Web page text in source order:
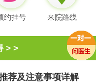
约挂号 来院路线
> >
荐及注意事项详解